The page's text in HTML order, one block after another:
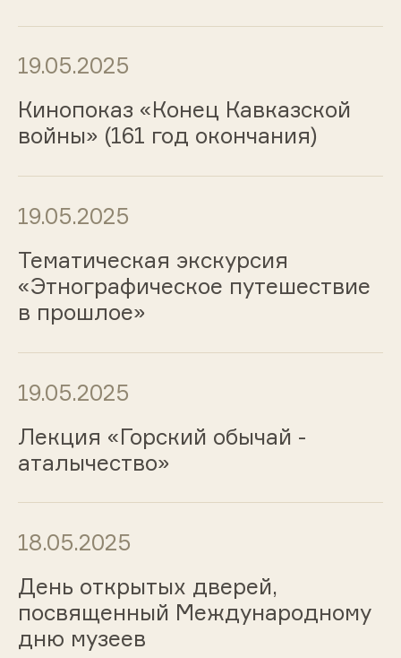
19.05.2025
Кинопоказ «Конец Кавказской
войны» (161 год окончания)
19.05.2025
Тематическая экскурсия
«Этнографическое путешествие
в прошлое»
19.05.2025
Лекция «Горский обычай -
аталычество»
18.05.2025
День открытых дверей,
посвященный Международному
дню музеев